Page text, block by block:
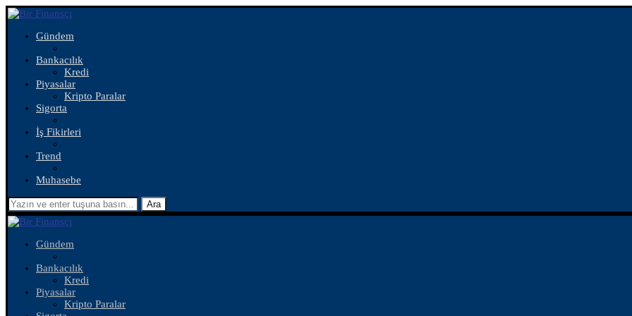
Gündem
Bankacılık
Kredi
Piyasalar
Kripto Paralar
Sigorta
İş Fikirleri
Trend
Muhasebe
Ara
Gündem
Bankacılık
Kredi
Piyasalar
Kripto Paralar